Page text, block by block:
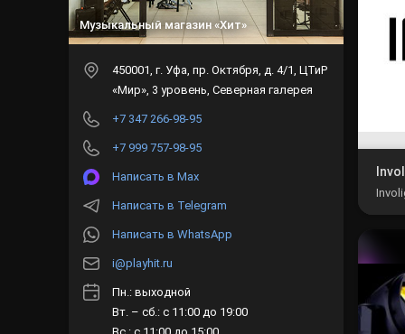
Музыкальный магазин «Хит»
450001 , г. Уфа пр. Октября, д. 4/1, ЦТиР
«Мир», 3 уровень, Северная галерея
+7 347 266-98-95
+7 999 757-98-95
Написать в Max
Написать в Telegram
Написать в WhatsApp
i@playhit.ru
Пн.: выходной
Вт. – сб.: с 11:00 до 19:00